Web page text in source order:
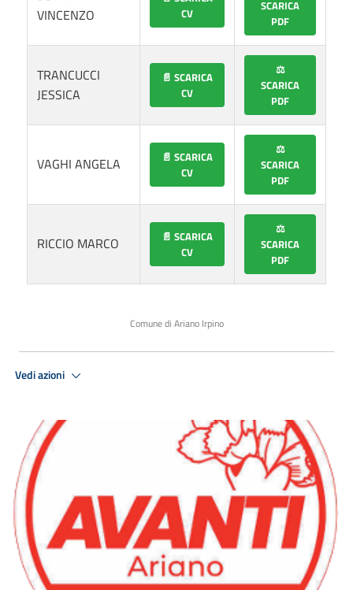
VINCENZO
CV
SCARICA
PDF
TRANCUCCI
JESSICA
📄 SCARICA
CV
⚖️
SCARICA
PDF
VAGHI ANGELA
📄 SCARICA
CV
⚖️
SCARICA
PDF
RICCIO MARCO
📄 SCARICA
CV
⚖️
SCARICA
PDF
Comune di Ariano Irpino
Vedi azioni